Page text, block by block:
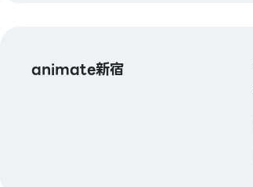
animate新宿